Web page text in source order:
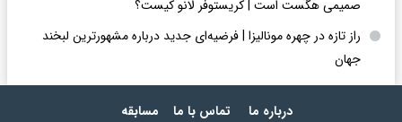
صمیمی هگست است | کریستوفر لانو کیست؟
راز تازه در چهره مونالیزا | فرضیه‌ای جدید درباره مشهورترین لبخند
جهان
درباره ما تماس با ما مسابقه